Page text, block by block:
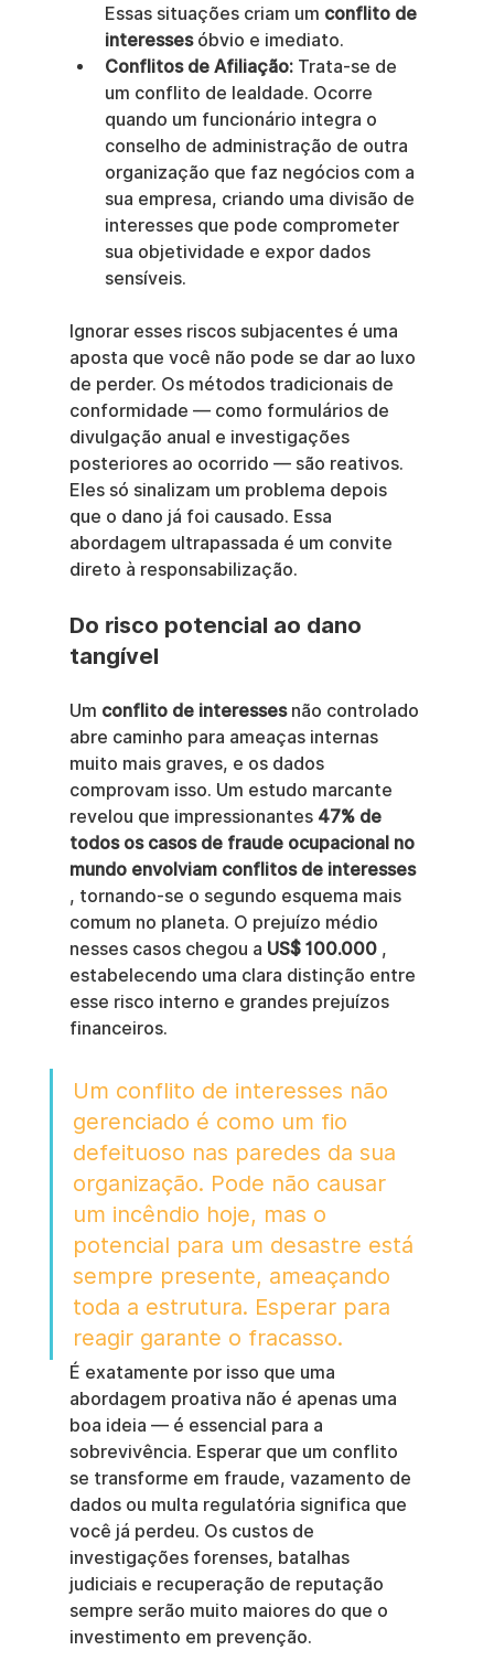
Essas situações criam um conflito de
interesses óbvio e imediato.
Conflitos de Afiliação: Trata-se de
um conflito de lealdade. Ocorre
quando um funcionário integra o
conselho de administração de outra
organização que faz negócios com a
sua empresa, criando uma divisão de
interesses que pode comprometer
sua objetividade e expor dados
sensíveis.
Ignorar esses riscos subjacentes é uma
aposta que você não pode se dar ao luxo
de perder. Os métodos tradicionais de
conformidade — como formulários de
divulgação anual e investigações
posteriores ao ocorrido — são reativos.
Eles só sinalizam um problema depois
que o dano já foi causado. Essa
abordagem ultrapassada é um convite
direto à responsabilização.
Do risco potencial ao dano
tangível
Um conflito de interesses não controlado
abre caminho para ameaças internas
muito mais graves, e os dados
comprovam isso. Um estudo marcante
revelou que impressionantes 47% de
todos os casos de fraude ocupacional no
mundo envolviam conflitos de interesses
, tornando-se o segundo esquema mais
comum no planeta. O prejuízo médio
nesses casos chegou a US$ 100.000 ,
estabelecendo uma clara distinção entre
esse risco interno e grandes prejuízos
financeiros.
Um conflito de interesses não
gerenciado é como um fio
defeituoso nas paredes da sua
organização. Pode não causar
um incêndio hoje, mas o
potencial para um desastre está
sempre presente, ameaçando
toda a estrutura. Esperar para
reagir garante o fracasso.
É exatamente por isso que uma
abordagem proativa não é apenas uma
boa ideia — é essencial para a
sobrevivência. Esperar que um conflito
se transforme em fraude, vazamento de
dados ou multa regulatória significa que
você já perdeu. Os custos de
investigações forenses, batalhas
judiciais e recuperação de reputação
sempre serão muito maiores do que o
investimento em prevenção.